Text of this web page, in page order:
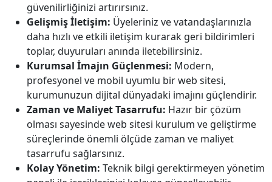
güvenilirliğinizi artırırsınız.
Gelişmiş İletişim: Üyeleriniz ve vatandaşlarınızla
daha hızlı ve etkili iletişim kurarak geri bildirimleri
toplar, duyuruları anında iletebilirsiniz.
Kurumsal İmajın Güçlenmesi: Modern,
profesyonel ve mobil uyumlu bir web sitesi,
kurumunuzun dijital dünyadaki imajını güçlendirir.
Zaman ve Maliyet Tasarrufu: Hazır bir çözüm
olması sayesinde web sitesi kurulum ve geliştirme
süreçlerinde önemli ölçüde zaman ve maliyet
tasarrufu sağlarsınız.
Kolay Yönetim: Teknik bilgi gerektirmeyen yönetim